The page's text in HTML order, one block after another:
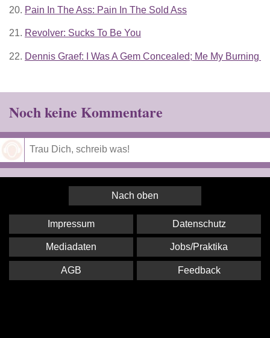
20. Pain In The Ass: Pain In The Sold Ass
21. Revolver: Sucks To Be You
22. Dennis Graef: I Was A Gem Concealed; Me My Burning
Noch keine Kommentare
Nach oben
Impressum Datenschutz
Mediadaten Jobs/Praktika
AGB Feedback